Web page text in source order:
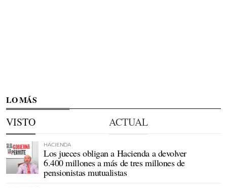
LO MÁS
VISTO ACTUAL
HACIENDA
Los jueces obligan a Hacienda a devolver
6.400 millones a más de tres millones de
pensionistas mutualistas